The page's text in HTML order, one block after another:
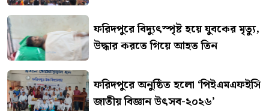
ফরিদপুরে বিদ্যুৎস্পৃষ্ট হয়ে যুবকের মৃত্যু,
উদ্ধার করতে গিয়ে আহত তিন
ফরিদপুরে অনুষ্ঠিত হলো ‘পিইএমএফইসি
জাতীয় বিজ্ঞান উৎসব-২০২৬’